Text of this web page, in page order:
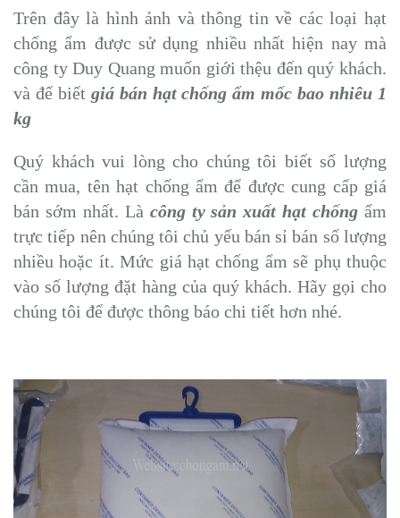
Trên đây là hình ảnh và thông tin về các loại hạt
chống ẩm được sử dụng nhiều nhất hiện nay mà
công ty Duy Quang muốn giới thệu đến quý khách.
và để biết giá bán hạt chống ẩm mốc bao nhiêu 1
kg
Quý khách vui lòng cho chúng tôi biết số lượng
cần mua, tên hạt chống ẩm để được cung cấp giá
bán sớm nhất. Là công ty sản xuất hạt chống ẩm
trực tiếp nên chúng tôi chủ yếu bán sỉ bán số lượng
nhiều hoặc ít. Mức giá hạt chống ẩm sẽ phụ thuộc
vào số lượng đặt hàng của quý khách. Hãy gọi cho
chúng tôi để được thông báo chi tiết hơn nhé.